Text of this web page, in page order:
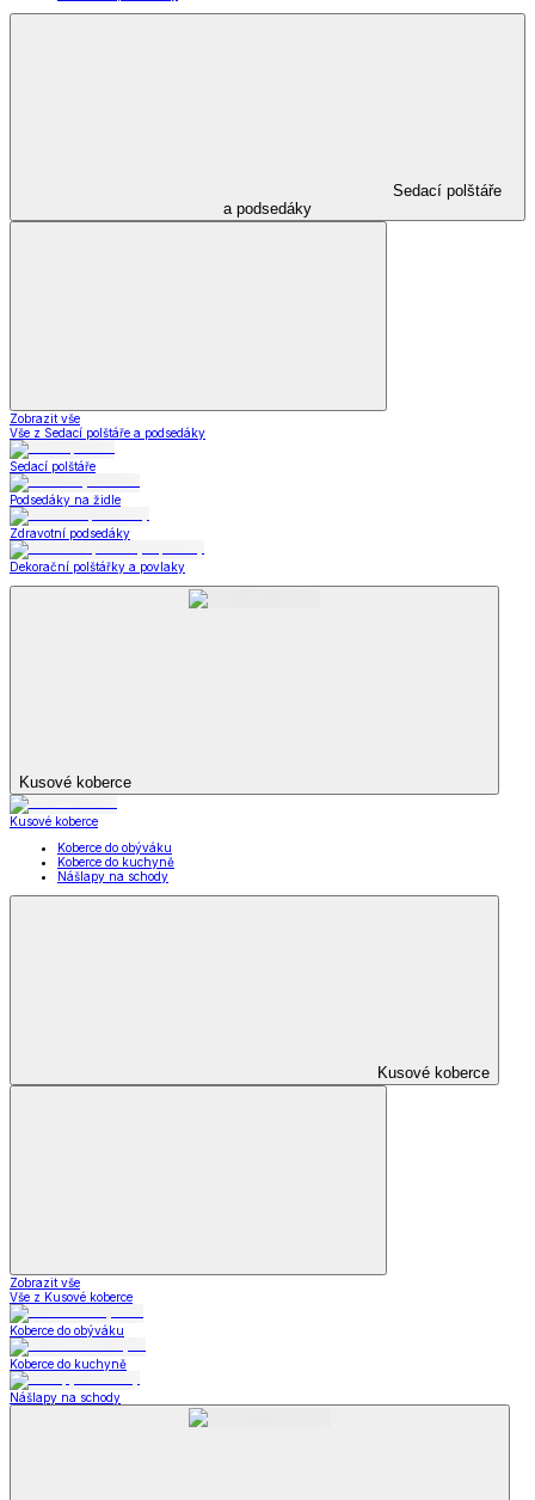
Sedací polštáře
a podsedáky
Zobrazit vše
Vše z Sedací polštáře a podsedáky
Sedací polštáře
Podsedáky na židle
Zdravotní podsedáky
Dekorační polštářky a povlaky
Kusové koberce
Kusové koberce
Koberce do obýváku
Koberce do kuchyně
Nášlapy na schody
Kusové koberce
Zobrazit vše
Vše z Kusové koberce
Koberce do obýváku
Koberce do kuchyně
Nášlapy na schody